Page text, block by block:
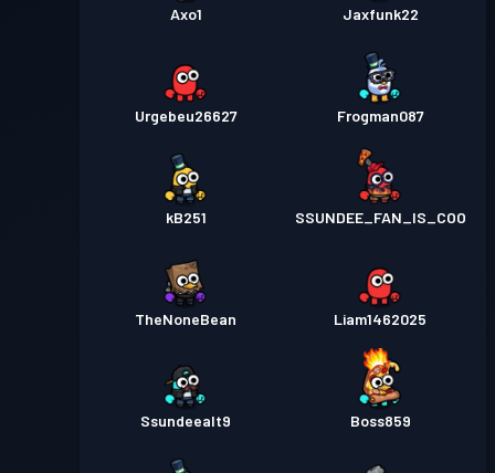
Axo1 Jaxfunk22
Urgebeu26627 Frogman087
kB251 SSUNDEE_FAN_IS_COO
TheNoneBean Liam1462025
Ssundeealt9 Boss859